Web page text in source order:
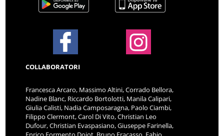
COLLABORATORI
Francesca Arcaro, Massimo Altini, Corrado Bellora,
Nadine Blanc, Riccardo Bortolotti, Manila Calipari,
Giulia Calisti, Nadia Camposaragna, Paolo Ciambi,
Filippo Clermont, Carol Di Vito, Christian Leo
Dufour, Christian Evaspasiano, Giuseppe Farinella,